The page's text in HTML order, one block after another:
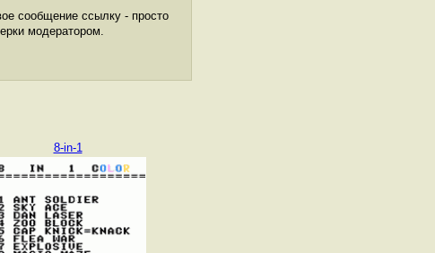
сообщение ссылку - просто
модератором.
8-in-1